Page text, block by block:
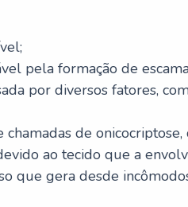
pela formação de
por diversos fatores,
de
ao tecido que a
que gera desde